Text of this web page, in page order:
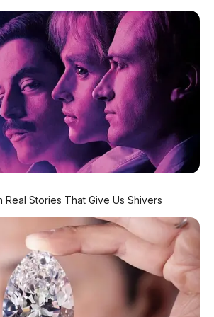
Otomotif
Gerbong Belakang,
Depannya Wanita:
Fitri, Masinis Pertama MRT
Real Stories That Give Us Shivers